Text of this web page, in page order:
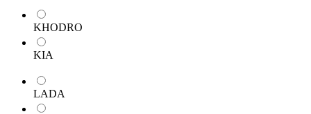
KHODRO
KIA
LADA